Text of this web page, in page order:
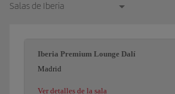
Salas de Iberia
Iberia Premium Lounge Dalí
Madrid
Ver detalles de la sala